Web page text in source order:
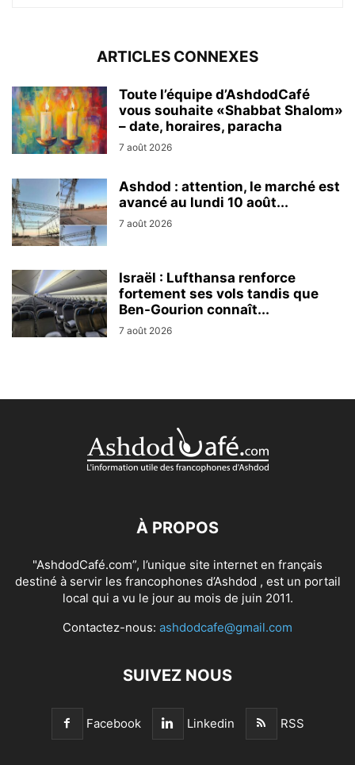
ARTICLES CONNEXES
Toute l’équipe d’AshdodCafé
vous souhaite «Shabbat Shalom»
– date, horaires, paracha
7 août 2026
Ashdod : attention, le marché est
avancé au lundi 10 août...
7 août 2026
Israël : Lufthansa renforce
fortement ses vols tandis que
Ben-Gourion connaît...
7 août 2026
À PROPOS
"AshdodCafé.com”, l’unique site internet en français
destiné à servir les francophones d’Ashdod , est un portail
local qui a vu le jour au mois de juin 2011.
Contactez-nous: ashdodcafe@gmail.com
SUIVEZ NOUS
Facebook Linkedin RSS